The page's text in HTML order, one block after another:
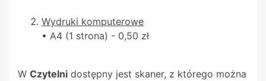
Wydruki komputerowe
• A4 (1 strona) - 0,50 zł
W Czytelni dostępny jest skaner, z którego można